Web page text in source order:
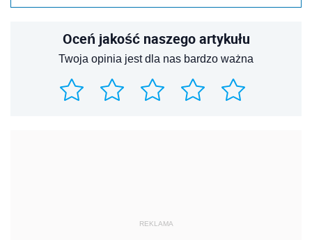
Oceń jakość naszego artykułu
Twoja opinia jest dla nas bardzo ważna
REKLAMA